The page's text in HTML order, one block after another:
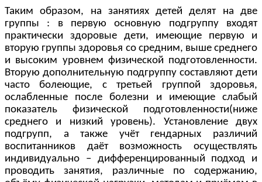
Таким образом, на занятиях детей делят на две
группы : в первую основную подгруппу входят
практически здоровые дети, имеющие первую и
вторую группы здоровья со средним, выше среднего
и высоким уровнем физической подготовленности.
Вторую дополнительную подгруппу составляют дети
часто болеющие, с третьей группой здоровья,
ослабленные после болезни и имеющие слабый
показатель физической подготовленности(ниже
среднего и низкий уровень). Установление двух
подгрупп, а также учёт гендарных различий
воспитанников даёт возможность осуществлять
индивидуально – дифференцированный подход и
проводить занятия, различные по содержанию,